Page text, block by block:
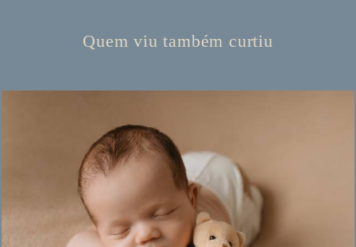
Quem viu também curtiu